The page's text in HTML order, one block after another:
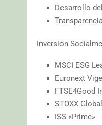
Desarrollo
Inversión
MSCI ESG
Euronext
FTSE4Good
STOXX
ISS «Prime»